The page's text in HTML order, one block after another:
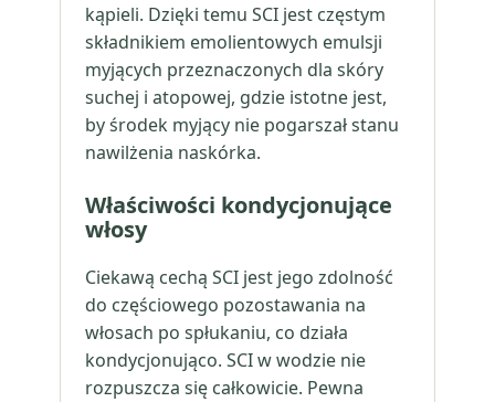
kąpieli. Dzięki temu SCI jest częstym
składnikiem emolientowych emulsji
myjących przeznaczonych dla skóry
suchej i atopowej, gdzie istotne jest,
by środek myjący nie pogarszał stanu
nawilżenia naskórka.
Właściwości kondycjonujące
włosy
Ciekawą cechą SCI jest jego zdolność
do częściowego pozostawania na
włosach po spłukaniu, co działa
kondycjonująco. SCI w wodzie nie
rozpuszcza się całkowicie. Pewna